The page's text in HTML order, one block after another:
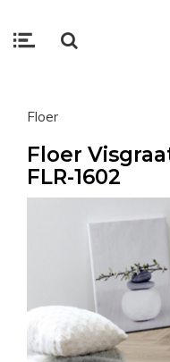
Floer
Floer
FLR-1602